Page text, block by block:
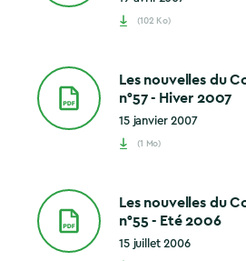
(102 Ko)
Les nouvelles du
n°57 - Hiver 2007
15 janvier 2007
(1 Mo)
Les nouvelles du
n°55 - Eté 2006
15 juillet 2006